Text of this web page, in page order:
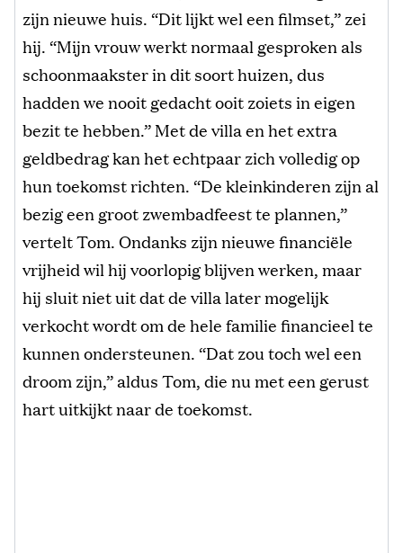
zijn nieuwe huis. “Dit lijkt wel een filmset,” zei
hij. “Mijn vrouw werkt normaal gesproken als
schoonmaakster in dit soort huizen, dus
hadden we nooit gedacht ooit zoiets in eigen
bezit te hebben.” Met de villa en het extra
geldbedrag kan het echtpaar zich volledig op
hun toekomst richten. “De kleinkinderen zijn al
bezig een groot zwembadfeest te plannen,”
vertelt Tom. Ondanks zijn nieuwe financiële
vrijheid wil hij voorlopig blijven werken, maar
hij sluit niet uit dat de villa later mogelijk
verkocht wordt om de hele familie financieel te
kunnen ondersteunen. “Dat zou toch wel een
droom zijn,” aldus Tom, die nu met een gerust
hart uitkijkt naar de toekomst.